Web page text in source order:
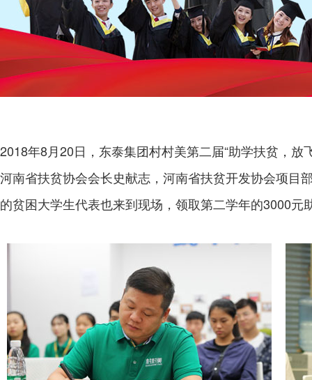
2018年8月20日，东泰集团村村美第二届“助学扶贫，
河南省扶贫协会会长史献志，河南省扶贫开发协会项目
的贫困大学生代表也来到现场，领取第二学年的3000元